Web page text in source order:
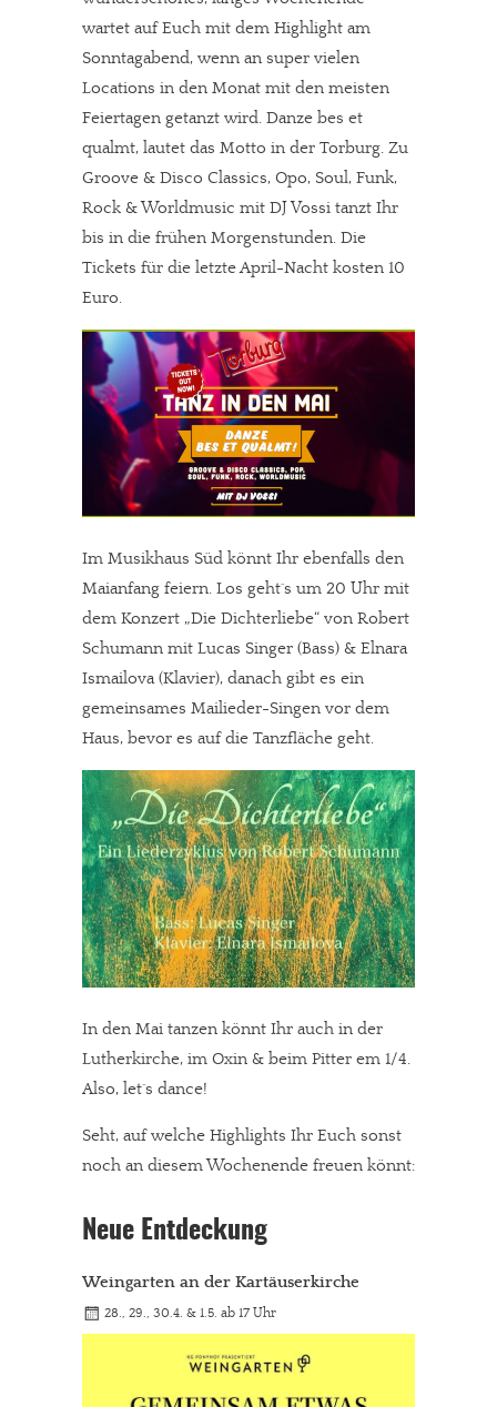
wartet auf Euch mit dem Highlight am
Sonntagabend, wenn an super vielen
Locations in den Monat mit den meisten
Feiertagen getanzt wird. Danze bes et
qualmt, lautet das Motto in der Torburg. Zu
Groove & Disco Classics, Opo, Soul, Funk,
Rock & Worldmusic mit DJ Vossi tanzt Ihr
bis in die frühen Morgenstunden. Die
Tickets für die letzte April-Nacht kosten 10
Euro.
Im Musikhaus Süd könnt Ihr ebenfalls den
Maianfang feiern. Los geht´s um 20 Uhr mit
dem Konzert „Die Dichterliebe“ von Robert
Schumann mit Lucas Singer (Bass) & Elnara
Ismailova (Klavier), danach gibt es ein
gemeinsames Mailieder-Singen vor dem
Haus, bevor es auf die Tanzfläche geht.
In den Mai tanzen könnt Ihr auch in der
Lutherkirche, im Oxin & beim Pitter em 1/4.
Also, let´s dance!
Seht, auf welche Highlights Ihr Euch sonst
noch an diesem Wochenende freuen könnt:
Neue Entdeckung
Weingarten an der Kartäuserkirche
28., 29., 30.4. & 1.5. ab 17 Uhr